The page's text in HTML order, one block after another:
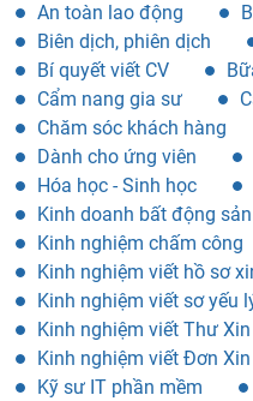
An toàn lao động
Biên dịch, phiên dịch
Bí quyết viết CV
Cẩm nang gia sư
Chăm sóc khách hàng
Dành cho ứng viên
Hóa học - Sinh học
Kinh doanh bất động sản
Kinh nghiệm chấm công
Kinh nghiệm viết hồ sơ
Kinh nghiệm viết sơ yếu
Kinh nghiệm viết Thư
Kinh nghiệm viết Đơn
Kỹ sư IT phần mềm